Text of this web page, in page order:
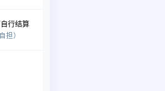
行结算
担）